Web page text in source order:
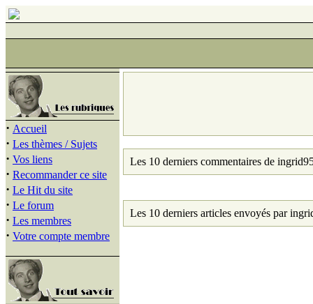
· Accueil
· Les thèmes / Sujets
· Vos liens
· Recommander ce site
· Le Hit du site
· Le forum
· Les membres
· Votre compte membre
Les 10 derniers commentaires de
Les 10 derniers articles envoyés par